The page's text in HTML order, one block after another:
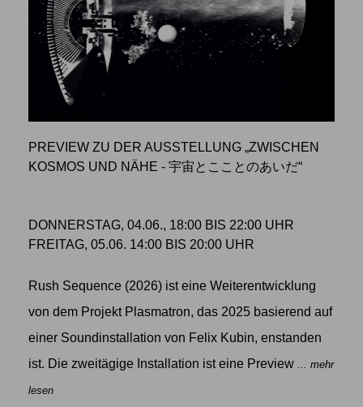
PREVIEW ZU DER AUSSTELLUNG „ZWISCHEN
KOSMOS UND NÄHE - 宇宙とこことのあいだ“
DONNERSTAG, 04.06., 18:00 BIS 22:00 UHR
FREITAG, 05.06. 14:00 BIS 20:00 UHR
Rush Sequence (2026) ist eine Weiterentwicklung
von dem Projekt Plasmatron, das 2025 basierend auf
einer Soundinstallation von Felix Kubin, enstanden
ist. Die zweitägige Installation ist eine Preview ... mehr
lesen